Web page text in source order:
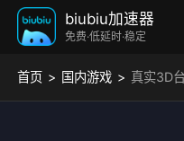
biubiu加速器
免费·低延时·稳定
首页 国内游戏